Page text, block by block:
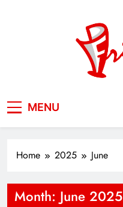
MENU
Home 2025 June
Month: June 2025